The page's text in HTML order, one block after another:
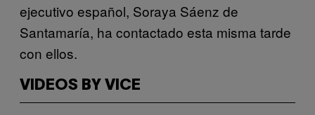
ejecutivo español, Soraya Sáenz de
Santamaría, ha contactado esta misma tarde
con ellos.
VIDEOS BY VICE